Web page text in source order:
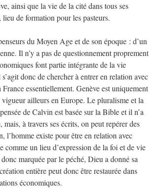
ainsi que la vie de la cité dans tous ses
de formation pour les pasteurs.
du Moyen Age et de son époque : d’un
Il n’y a pas de questionnement proprement
font partie intégrante de la vie
donc de chercher à entrer en relation avec
essentiellement. Genève est uniquement
ailleurs en Europe. Le pluralisme et la
de Calvin est basée sur la Bible et il n’a
à travers ses écrits, on peut repérer des
l’homme existe pour être en relation avec
comme un lieu d’expression de la foi et de vie
marquée par le péché, Dieu a donné sa
entière peut donc être restaurée dans
économiques.